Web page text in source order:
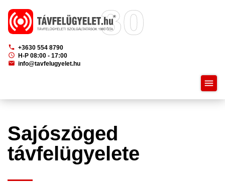
phone +3630 554 8790
schedule
H-P 08:00 - 17:00
mail info@tavfelugyelet.hu
menu
Sajószöged
távfelügyelete